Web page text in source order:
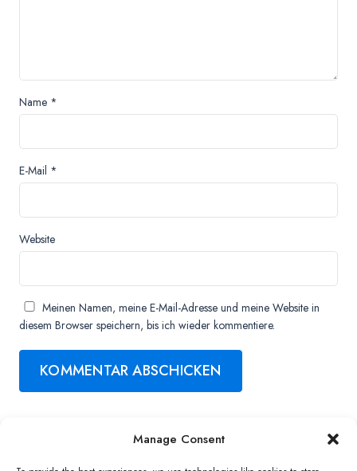
Manage Consent
Name *
E-Mail *
Website
Meinen Namen, meine E-Mail-Adresse und meine Website in
diesem Browser speichern, bis ich wieder kommentiere.